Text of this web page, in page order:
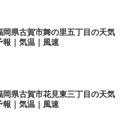
岡県古賀市舞の里五丁目の天気
報｜気温｜風速
岡県古賀市花見東三丁目の天気
報｜気温｜風速